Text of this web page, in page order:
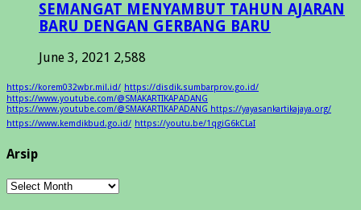
SEMANGAT MENYAMBUT TAHUN AJARAN
BARU DENGAN GERBANG BARU
June 3, 2021 2,588
https://korem032wbr.mil.id/ https://disdik.sumbarprov.go.id/
https://www.youtube.com/@SMAKARTIKAPADANG
https://www.youtube.com/@SMAKARTIKAPADANG https://yayasankartikajaya.org/
https://www.kemdikbud.go.id/ https://youtu.be/1qgiG6kCLaI
Arsip
Arsip